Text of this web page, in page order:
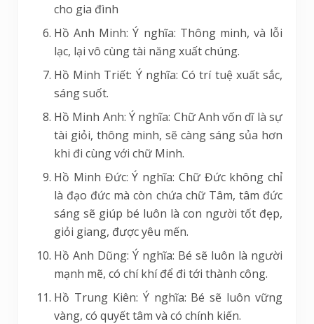
cho gia đình
Hồ Anh Minh: Ý nghĩa: Thông minh, và lỗi
lạc, lại vô cùng tài năng xuất chúng.
Hồ Minh Triết: Ý nghĩa: Có trí tuệ xuất sắc,
sáng suốt.
Hồ Minh Anh: Ý nghĩa: Chữ Anh vốn dĩ là sự
tài giỏi, thông minh, sẽ càng sáng sủa hơn
khi đi cùng với chữ Minh.
Hồ Minh Đức: Ý nghĩa: Chữ Đức không chỉ
là đạo đức mà còn chứa chữ Tâm, tâm đức
sáng sẽ giúp bé luôn là con người tốt đẹp,
giỏi giang, được yêu mến.
Hồ Anh Dũng: Ý nghĩa: Bé sẽ luôn là người
mạnh mẽ, có chí khí để đi tới thành công.
Hồ Trung Kiên: Ý nghĩa: Bé sẽ luôn vững
vàng, có quyết tâm và có chính kiến.